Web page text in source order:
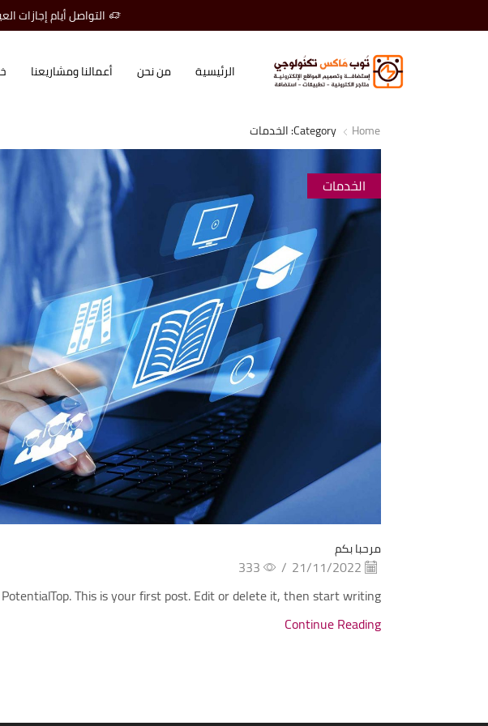
التواصل أيام إجازات
الرئيسية من نحن أعمالنا ومشاريعنا
Home Category: الخدمات
الخدمات
مرحبا بكم
/
333
This is your first post. Edit or delete it, then start writing!
Continue Reading